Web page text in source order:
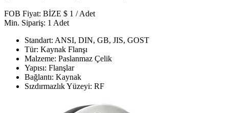
FOB Fiyat: BİZE $ 1 / Adet
Min. Sipariş: 1 Adet
Standart: ANSI, DIN, GB, JIS, GOST
Tür: Kaynak Flanşı
Malzeme: Paslanmaz Çelik
Yapısı: Flanşlar
Bağlantı: Kaynak
Sızdırmazlık Yüzeyi: RF